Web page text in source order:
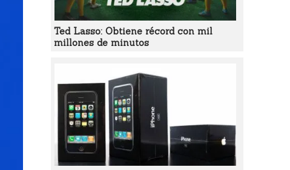
Ted Lasso: Obtiene récord con mil
millones de minutos